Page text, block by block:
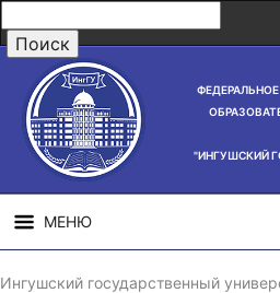
"ИНГУШСКИЙ
МЕНЮ
СВЕДЕНИЯ ОБ
Ингушский государственный